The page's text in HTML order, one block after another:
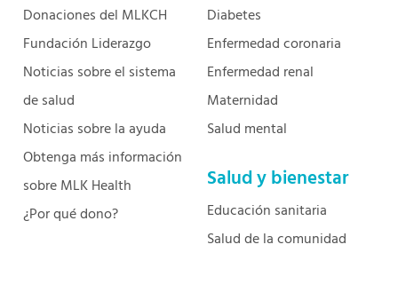
Donaciones del MLKCH
Fundación Liderazgo
Noticias sobre el sistema
de salud
Noticias sobre la ayuda
Obtenga más información
sobre MLK Health
¿Por qué dono?
Diabetes
Enfermedad coronaria
Enfermedad renal
Maternidad
Salud mental
Salud y bienestar
Educación sanitaria
Salud de la comunidad